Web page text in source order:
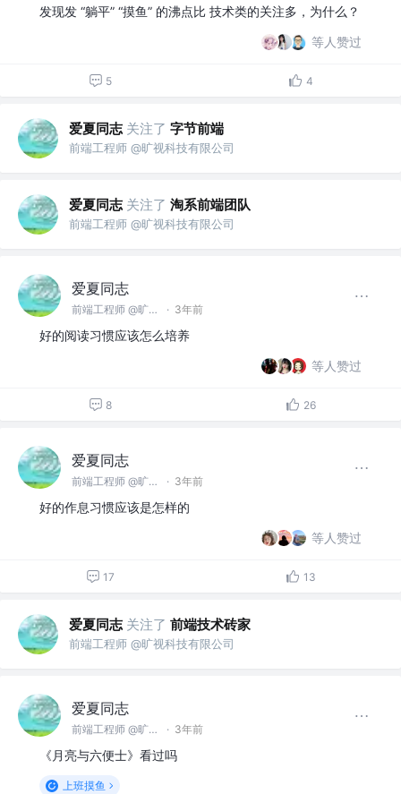
发现发 “躺平” “摸鱼” 的沸点比 技术类的关注多，为什么？
等人赞过
5 4
爱夏同志 关注了 字节前端
前端工程师 @旷视科技有限公司
爱夏同志 关注了 淘系前端团队
前端工程师 @旷视科技有限公司
爱夏同志
前端工程师 @旷视科技有限公司 · 3年前
好的阅读习惯应该怎么培养
等人赞过
8 26
爱夏同志
前端工程师 @旷视科技有限公司 · 3年前
好的作息习惯应该是怎样的
等人赞过
17 13
爱夏同志 关注了 前端技术砖家
前端工程师 @旷视科技有限公司
爱夏同志
前端工程师 @旷视科技有限公司 · 3年前
《月亮与六便士》看过吗
上班摸鱼